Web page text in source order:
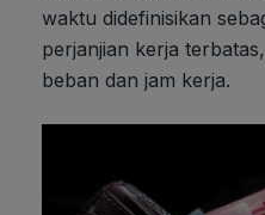
waktu didefinisikan
perjanjian kerja
beban dan jam kerja.